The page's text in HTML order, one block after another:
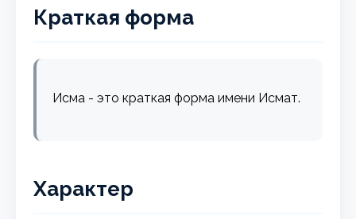
Краткая форма
Исма - это краткая форма имени Исмат.
Характер